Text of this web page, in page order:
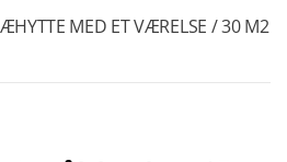
MED ET VÆRELSE / 30 M2